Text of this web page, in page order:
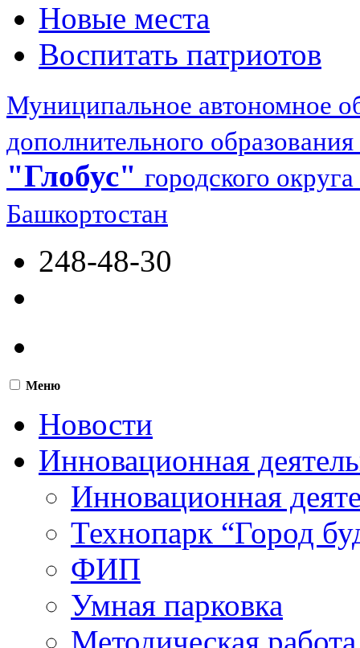
Новые места
Воспитать патриотов
Муниципальное автономное
дополнительного образования
"Глобус" городского
Башкортостан
248-48-30
Меню
Новости
Инновационная
Инновационная
Технопарк “Город
ФИП
Умная парковка